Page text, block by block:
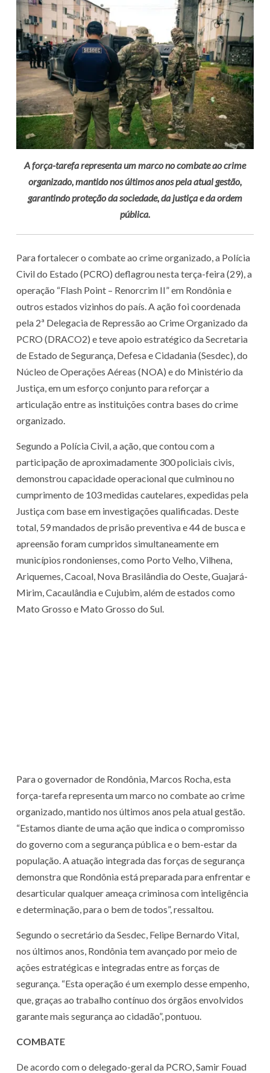
A força-tarefa representa um marco no combate ao crime
organizado, mantido nos últimos anos pela atual gestão,
garantindo proteção da sociedade, da justiça e da ordem
pública.
Para fortalecer o combate ao crime organizado, a Polícia
Civil do Estado (PCRO) deflagrou nesta terça-feira (29), a
operação “Flash Point – Renorcrim II” em Rondônia e
outros estados vizinhos do país. A ação foi coordenada
pela 2ª Delegacia de Repressão ao Crime Organizado da
PCRO (DRACO2) e teve apoio estratégico da Secretaria
de Estado de Segurança, Defesa e Cidadania (Sesdec), do
Núcleo de Operações Aéreas (NOA) e do Ministério da
Justiça, em um esforço conjunto para reforçar a
articulação entre as instituições contra bases do crime
organizado.
Segundo a Polícia Civil, a ação, que contou com a
participação de aproximadamente 300 policiais civis,
demonstrou capacidade operacional que culminou no
cumprimento de 103 medidas cautelares, expedidas pela
Justiça com base em investigações qualificadas. Deste
total, 59 mandados de prisão preventiva e 44 de busca e
apreensão foram cumpridos simultaneamente em
municípios rondonienses, como Porto Velho, Vilhena,
Ariquemes, Cacoal, Nova Brasilândia do Oeste, Guajará-
Mirim, Cacaulândia e Cujubim, além de estados como
Mato Grosso e Mato Grosso do Sul.
Para o governador de Rondônia, Marcos Rocha, esta
força-tarefa representa um marco no combate ao crime
organizado, mantido nos últimos anos pela atual gestão.
“Estamos diante de uma ação que indica o compromisso
do governo com a segurança pública e o bem-estar da
população. A atuação integrada das forças de segurança
demonstra que Rondônia está preparada para enfrentar e
desarticular qualquer ameaça criminosa com inteligência
e determinação, para o bem de todos”, ressaltou.
Segundo o secretário da Sesdec, Felipe Bernardo Vital,
nos últimos anos, Rondônia tem avançado por meio de
ações estratégicas e integradas entre as forças de
segurança. “Esta operação é um exemplo desse empenho,
que, graças ao trabalho contínuo dos órgãos envolvidos
garante mais segurança ao cidadão”, pontuou.
COMBATE
De acordo com o delegado-geral da PCRO, Samir Fouad